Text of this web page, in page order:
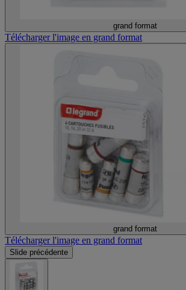
grand format
Télécharger l'image en grand format
grand format
Télécharger l'image en grand format
Slide précédente